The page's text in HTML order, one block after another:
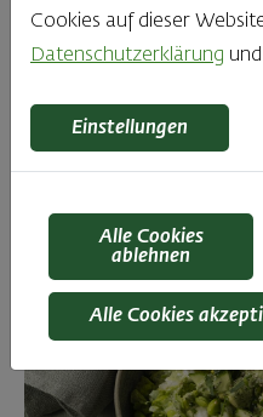
Cookies auf dieser
Datenschutzerklärung
Einstellungen
Alle Cookies
ablehnen
Alle Cookies